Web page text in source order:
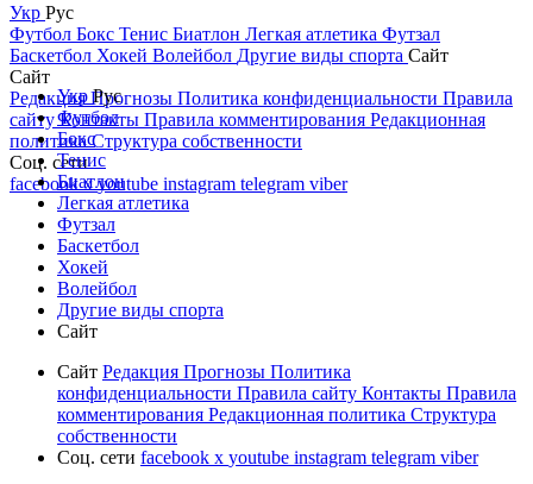
Укр Рус
Футбол Бокс Тенис Биатлон Легкая атлетика Футзал
Баскетбол Хокей Волейбол Другие виды спорта Сайт
Сайт
РедакцияПрогнозы Политика конфиденциальности Правила
сайтуКонтакты Правила комментирования Редакционная
политикаСтруктура собственности
Соц. сети
facebookxyoutube instagram telegram viber
УкрРус
Футбол
Бокс
Тенис
Биатлон
Легкая атлетика
Футзал
Баскетбол
Хокей
Волейбол
Другие виды спорта
Сайт
Сайт Редакция Прогнозы Политика
конфиденциальности Правила сайту Контакты Правила
комментирования Редакционная политика Структура
собственности
Соц. сети facebook x youtube instagram telegram viber